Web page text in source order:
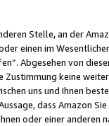
Stelle, an der
einen im
Abgesehen von
keine
uns und Ihnen
dass Amazon
oder einer